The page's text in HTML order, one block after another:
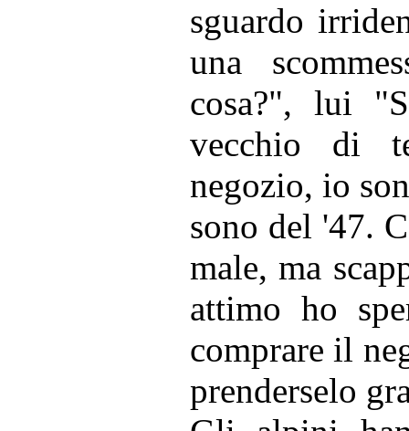
sguardo
una
cosa?", lui
vecchio di
negozio, io
sono del '47.
male, ma
attimo ho
comprare il
prenderselo